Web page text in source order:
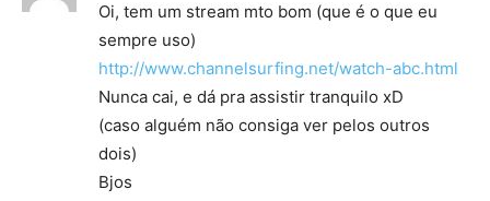
Oi, tem um stream mto bom (que é o que eu
sempre uso)
http://www.channelsurfing.net/watch-abc.html
Nunca cai, e dá pra assistir tranquilo xD
(caso alguém não consiga ver pelos outros
dois)
Bjos